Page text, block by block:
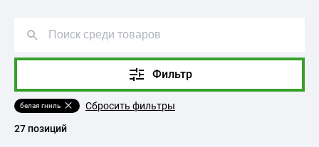
белая гниль Сбросить фильтры
Фильтр
27 позиций